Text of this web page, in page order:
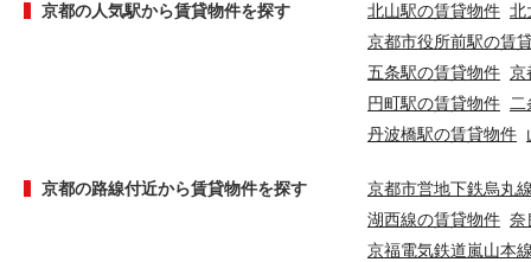
京都の人気駅から賃貸物件を探す 北山駅の賃貸物件 北
京都市役所前駅の賃
五条駅の賃貸物件 京
円町駅の賃貸物件
丹波橋駅の賃貸物件
京都の路線付近から賃貸物件を探す
京都市営地下鉄烏丸
湖西線の賃貸物件 奈
京福電気鉄道嵐山本